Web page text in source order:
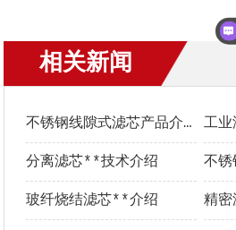
相关新闻
不锈钢线隙式滤芯产品介绍
分离滤芯**技术介绍 不锈
玻纤烧结滤芯**介绍 精密